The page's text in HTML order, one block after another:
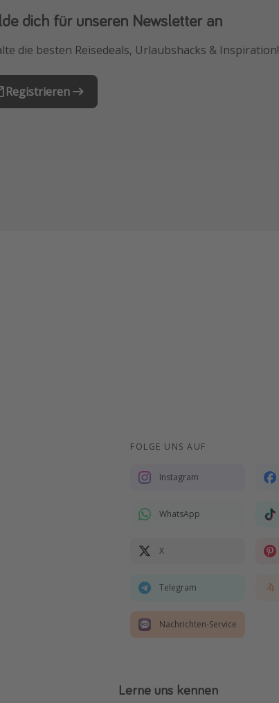
dich für unseren Newsletter an
die besten Reisedeals, Urlaubshacks & Inspiration!
Registrieren
unsere App
die besten Reiseschnäppchen als Erstes.
FOLGE UNS AUF
Instagram
WhatsApp
X
Telegram
Nachrichten-Service
Lerne uns kennen